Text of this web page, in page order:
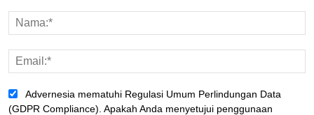
Advernesia mematuhi Regulasi Umum Perlindungan Data
(GDPR Compliance). Apakah Anda menyetujui penggunaan